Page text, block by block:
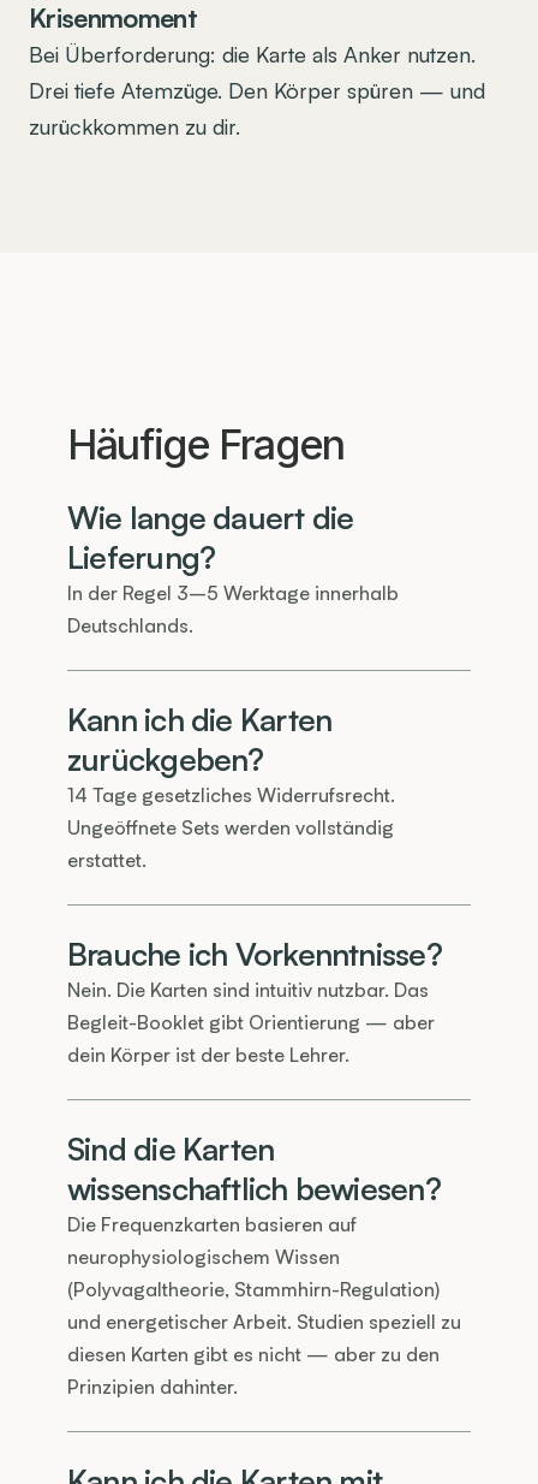
Krisenmoment
Bei Überforderung: die Karte als Anker nutzen.
Drei tiefe Atemzüge. Den Körper spüren — und
zurückkommen zu dir.
Häufige Fragen
Wie lange dauert die
Lieferung?
In der Regel 3–5 Werktage innerhalb
Deutschlands.
Kann ich die Karten
zurückgeben?
14 Tage gesetzliches Widerrufsrecht.
Ungeöffnete Sets werden vollständig
erstattet.
Brauche ich Vorkenntnisse?
Nein. Die Karten sind intuitiv nutzbar. Das
Begleit-Booklet gibt Orientierung — aber
dein Körper ist der beste Lehrer.
Sind die Karten
wissenschaftlich bewiesen?
Die Frequenzkarten basieren auf
neurophysiologischem Wissen
(Polyvagaltheorie, Stammhirn-Regulation)
und energetischer Arbeit. Studien speziell zu
diesen Karten gibt es nicht — aber zu den
Prinzipien dahinter.